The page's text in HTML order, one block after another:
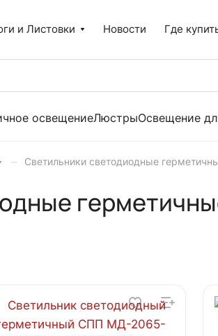
и Листовки Новости Где
освещениеЛюстрыОсвещение
– Светильники светодиодные